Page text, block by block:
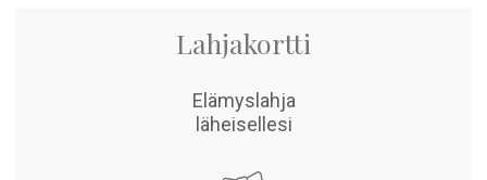
Lahjakortti
Elämyslahja
läheisellesi